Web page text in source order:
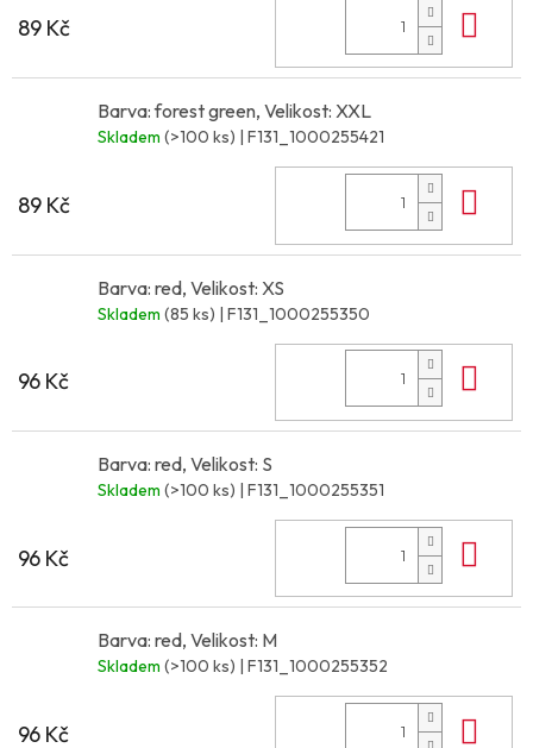
89 Kč
Barva: forest green, Velikost: XXL
Skladem (>100 ks) | F131_1000255421
89 Kč
Barva: red, Velikost: XS
Skladem (85 ks) | F131_1000255350
96 Kč
Barva: red, Velikost: S
Skladem (>100 ks) | F131_1000255351
96 Kč
Barva: red, Velikost: M
Skladem (>100 ks) | F131_1000255352
96 Kč